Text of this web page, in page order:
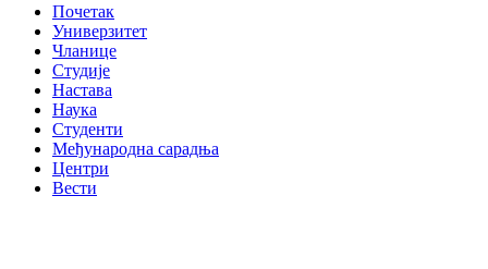
Почетак
Универзитет
Чланице
Студије
Настава
Наука
Студенти
Међународна сарадња
Центри
Вести